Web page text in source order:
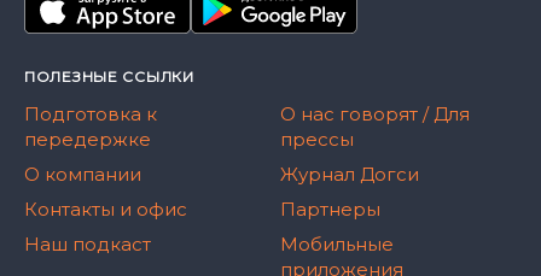
ПОЛЕЗНЫЕ ССЫЛКИ
Подготовка к
передержке
О компании
Контакты и офис
Наш подкаст
О нас говорят / Для
прессы
Журнал Догси
Партнеры
Мобильные
приложения